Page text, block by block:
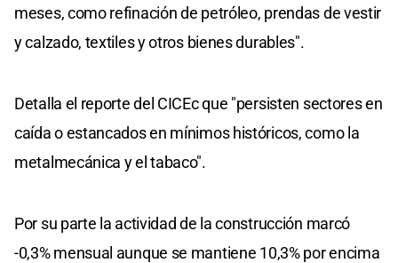
meses, como refinación de petróleo, prendas de vestir
y calzado, textiles y otros bienes durables".
Detalla el reporte del CICEc que "persisten sectores en
caída o estancados en mínimos históricos, como la
metalmecánica y el tabaco".
Por su parte la actividad de la construcción marcó
-0,3% mensual aunque se mantiene 10,3% por encima